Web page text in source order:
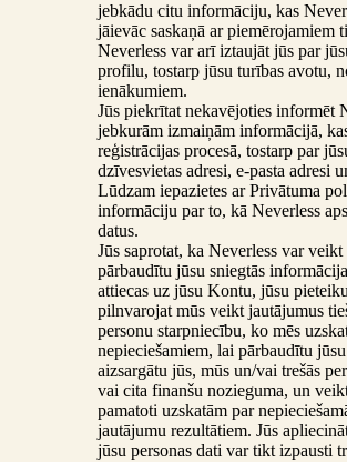
jebkādu citu informāciju, kas
jāievāc saskaņā ar piemērojamiem
Neverless var arī iztaujāt jūs par
profilu, tostarp jūsu turības avotu,
ienākumiem.
Jūs piekrītat nekavējoties informēt
jebkurām izmaiņām informācijā,
reģistrācijas procesā, tostarp par
dzīvesvietas adresi, e-pasta adresi
Lūdzam iepazietes ar Privātuma
informāciju par to, kā Neverless
datus.
Jūs saprotat, ka Neverless var
pārbaudītu jūsu sniegtās
attiecas uz jūsu Kontu, jūsu
pilnvarojat mūs veikt jautājumus
personu starpniecību, ko mēs
nepieciešamiem, lai pārbaudītu
aizsargātu jūs, mūs un/vai trešās
vai cita finanšu nozieguma, un
pamatoti uzskatām par
jautājumu rezultātiem. Jūs
jūsu personas dati var tikt izpausti